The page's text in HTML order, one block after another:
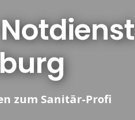
zum Sanitär-Profi